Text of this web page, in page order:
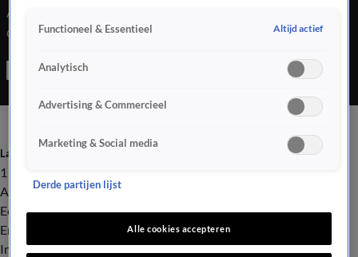
Automobiliste rijdt hond, kind en vrouw aan, 'parkeert' auto
daarna in woning
Laatste nieuws
112
Advies & Tips
Economie
Entertainment
Infrastructuur
Functioneel & Essentieel Altijd actief
Analytisch
Advertising & Commercieel
Marketing & Social media
Derde partijen lijst
Alle cookies accepteren